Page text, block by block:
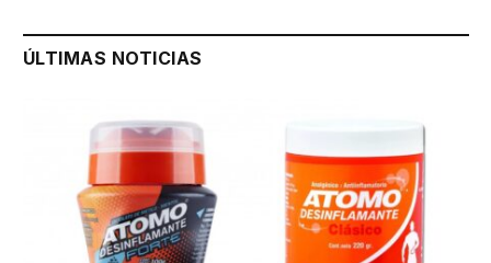
ÚLTIMAS NOTICIAS